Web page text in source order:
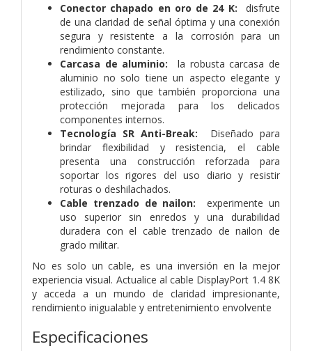
Conector chapado en oro de 24 K: disfrute
de una claridad de señal óptima y una conexión
segura y resistente a la corrosión para un
rendimiento constante.
Carcasa de aluminio:
la robusta carcasa de
aluminio no solo tiene un aspecto elegante y
estilizado, sino que también proporciona una
protección mejorada para los delicados
componentes internos.
Tecnología SR Anti-Break: Diseñado para
brindar flexibilidad y resistencia, el cable
presenta una construcción reforzada para
soportar los rigores del uso diario y resistir
roturas o deshilachados.
Cable trenzado de nailon:
experimente un
uso superior sin enredos y una durabilidad
duradera con el cable trenzado de nailon de
grado militar.
No es solo un cable, es una inversión en la mejor
experiencia visual. Actualice al cable DisplayPort 1.4 8K
y acceda a un mundo de claridad impresionante,
rendimiento inigualable y entretenimiento envolvente
Especificaciones